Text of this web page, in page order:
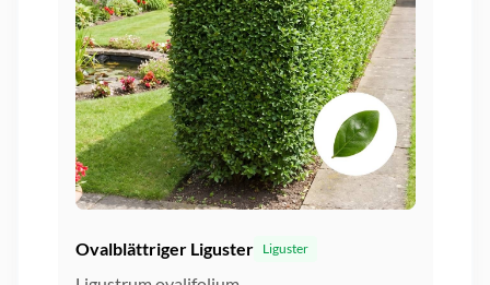
Ovalblättriger Liguster Liguster